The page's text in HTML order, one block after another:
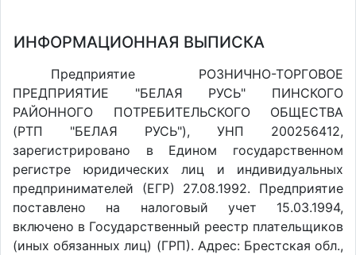
ИНФОРМАЦИОННАЯ ВЫПИСКА
Предприятие РОЗНИЧНО-ТОРГОВОЕ
ПРЕДПРИЯТИЕ "БЕЛАЯ РУСЬ" ПИНСКОГО
РАЙОННОГО ПОТРЕБИТЕЛЬСКОГО ОБЩЕСТВА
(РТП "БЕЛАЯ РУСЬ"), УНП 200256412,
зарегистрировано в Едином государственном
регистре юридических лиц и индивидуальных
предпринимателей (ЕГР) 27.08.1992. Предприятие
поставлено на налоговый учет 15.03.1994,
включено в Государственный реестр плательщиков
(иных обязанных лиц) (ГРП). Адрес: Брестская обл.,